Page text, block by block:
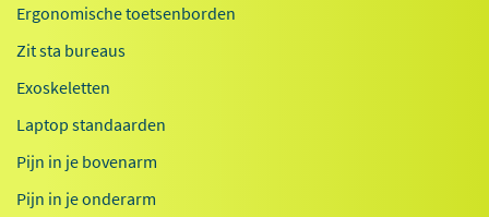
Ergonomische toetsenborden
Zit sta bureaus
Exoskeletten
Laptop standaarden
Pijn in je bovenarm
Pijn in je onderarm